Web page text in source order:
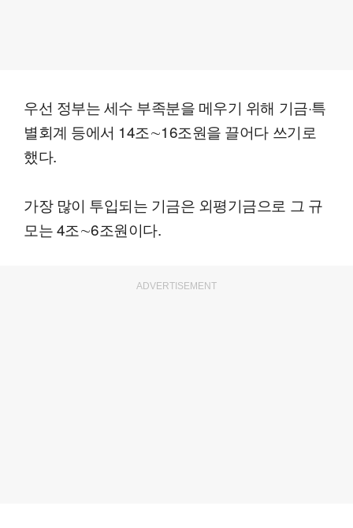
우선 정부는 세수 부족분을 메우기 위해 기금·특
별회계 등에서 14조∼16조원을 끌어다 쓰기로
했다.
가장 많이 투입되는 기금은 외평기금으로 그 규
모는 4조∼6조원이다.
ADVERTISEMENT